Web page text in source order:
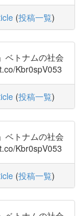
(投稿一覧)
ベトナムの社会
Kbr0spV053
(投稿一覧)
ベトナムの社会
Kbr0spV053
(投稿一覧)